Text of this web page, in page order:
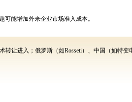
可能增加外来企业市场准入成本。
转让进入；俄罗斯（如Rosseti）、中国（如特变